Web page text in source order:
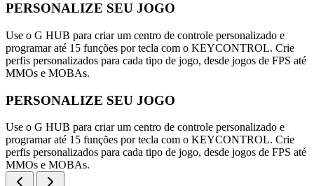
PERSONALIZE SEU JOGO
Use o G HUB para criar um centro de controle personalizado e
programar até 15 funções por tecla com o KEYCONTROL. Crie
perfis personalizados para cada tipo de jogo, desde jogos de FPS até
MMOs e MOBAs.
PERSONALIZE SEU JOGO
Use o G HUB para criar um centro de controle personalizado e
programar até 15 funções por tecla com o KEYCONTROL. Crie
perfis personalizados para cada tipo de jogo, desde jogos de FPS até
MMOs e MOBAs.